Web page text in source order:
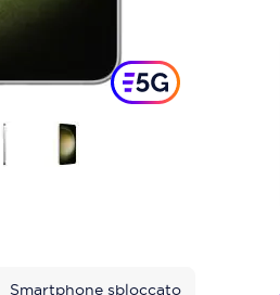
Smartphone sbloccato